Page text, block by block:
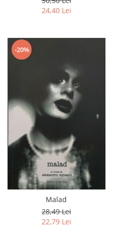
24,40 Lei
-20%
Malad
28,49 Lei
22,79 Lei